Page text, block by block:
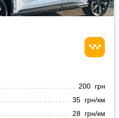
200 грн
35 грн/км
28 грн/км